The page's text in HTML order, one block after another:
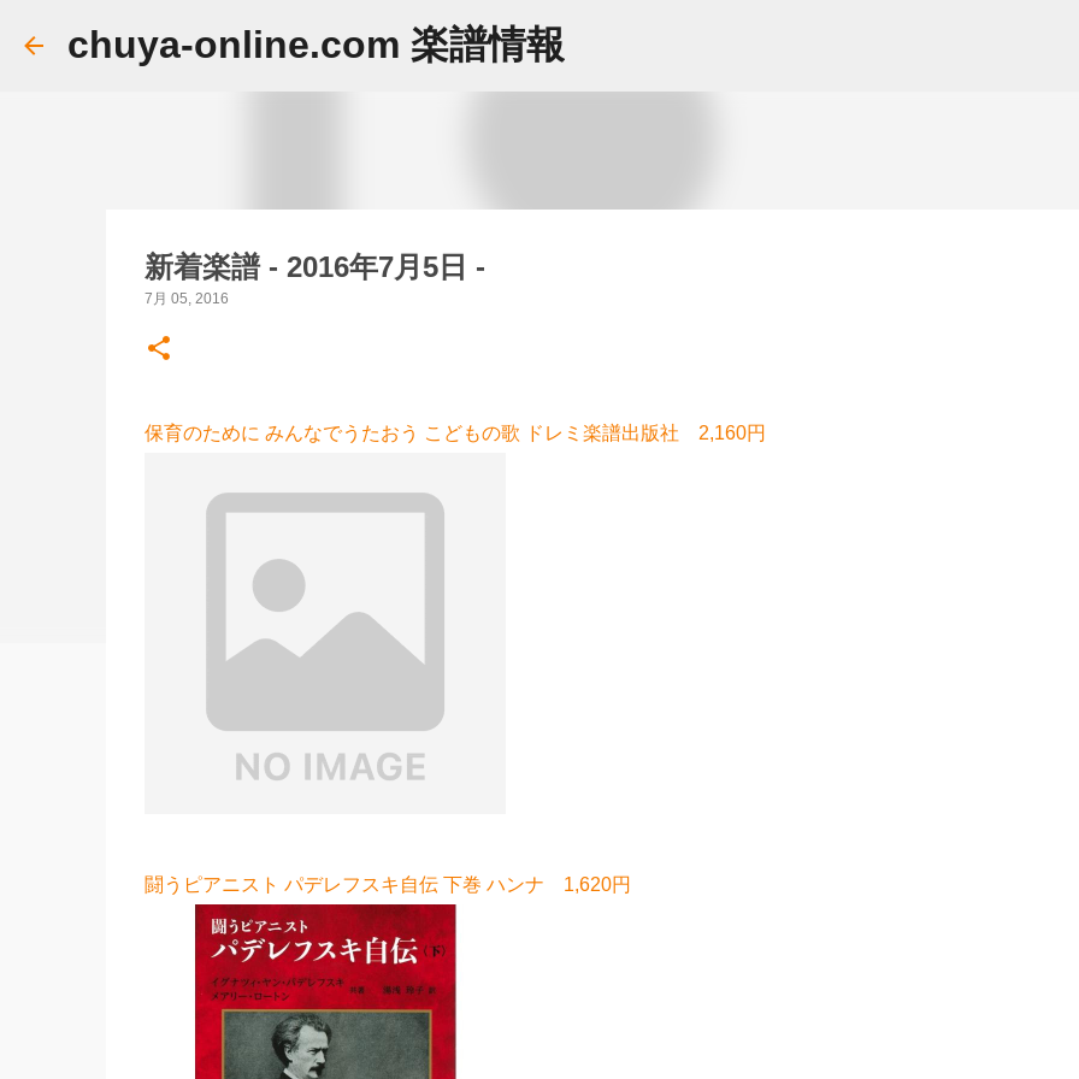
chuya-online.com 楽譜情報
新着楽譜 - 2016年7月5日 -
7月 05, 2016
保育のために みんなでうたおう こどもの歌 ドレミ楽譜出版社 2,160円
闘うピアニスト パデレフスキ自伝 下巻 ハンナ 1,620円